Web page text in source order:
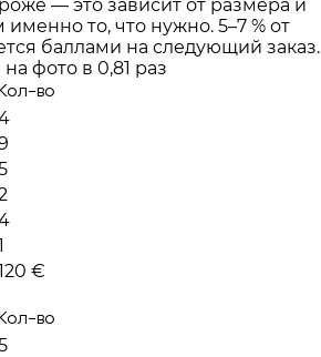
— это зависит от размера и
то, что нужно. 5–7 % от
баллами на следующий заказ.
фото в 0,81 раз
Кол-во
€
Кол-во